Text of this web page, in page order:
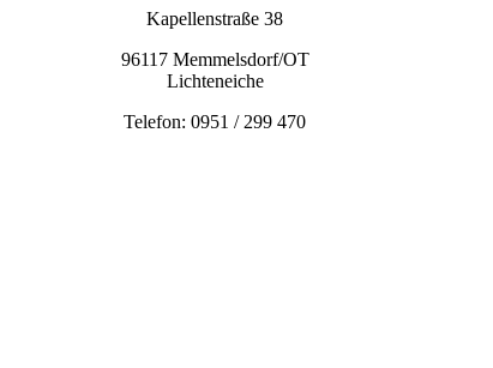
Kapellenstraße 38
96117 Memmelsdorf/OT
Lichteneiche
Telefon: 0951 / 299 470